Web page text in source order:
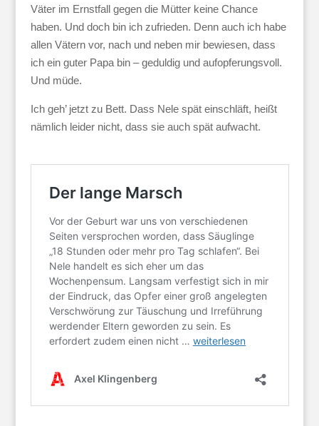
Väter im Ernstfall gegen die Mütter keine Chance
haben. Und doch bin ich zufrieden. Denn auch ich habe
allen Vätern vor, nach und neben mir bewiesen, dass
ich ein guter Papa bin – geduldig und aufopferungsvoll.
Und müde.
Ich geh’ jetzt zu Bett. Dass Nele spät einschläft, heißt
nämlich leider nicht, dass sie auch spät aufwacht.